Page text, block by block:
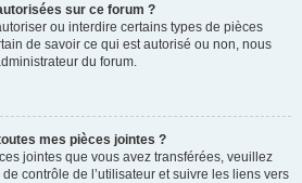
sur ce forum ?
ou interdire certains types de pièces
de savoir ce qui est autorisé ou non, nous
du forum.
mes pièces jointes ?
jointes que vous avez transférées, veuillez
contrôle de l’utilisateur et suivre les liens vers